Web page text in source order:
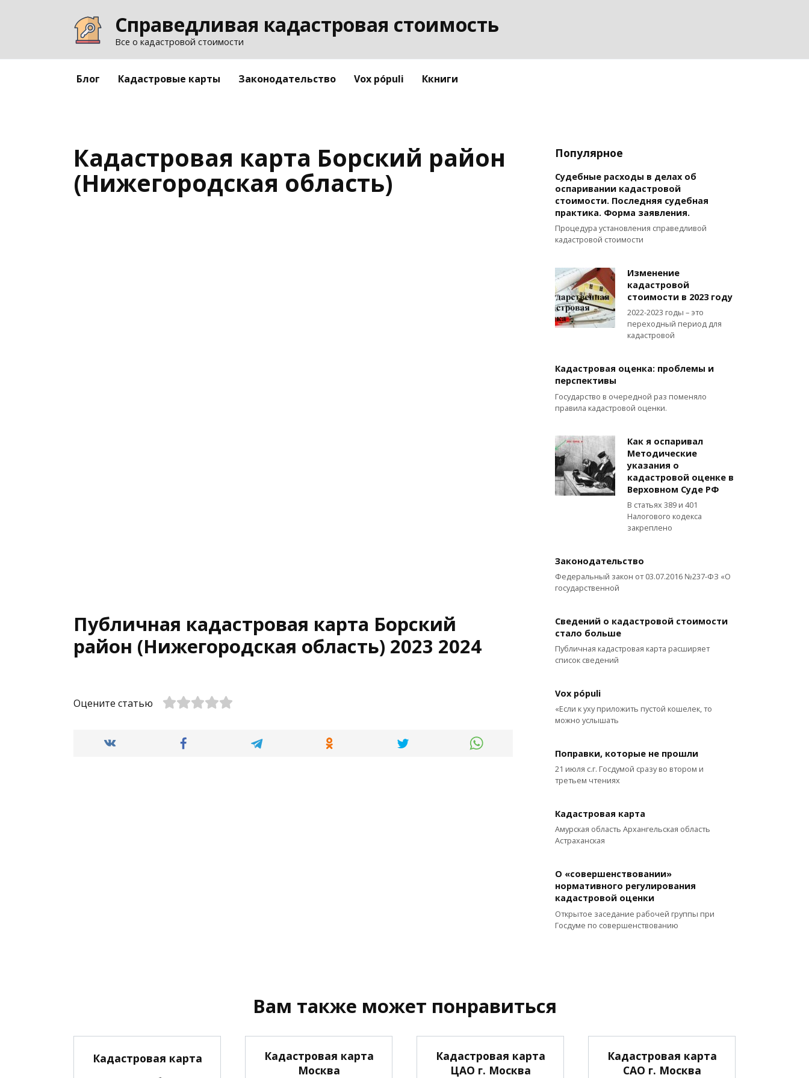
Справедливая кадастровая стоимость
Все о кадастровой стоимости
Блог Кадастровые карты Законодательство Vox pópuli Ккниги
Кадастровая карта Борский район
(Нижегородская область)
Публичная кадастровая карта Борский
район (Нижегородская область) 2023 2024
Оцените статью
Популярное
Судебные расходы в делах об
оспаривании кадастровой
стоимости. Последняя судебная
практика. Форма заявления.
Процедура установления справедливой
кадастровой стоимости
Изменение
кадастровой
стоимости в 2023 году
2022-2023 годы – это
переходный период для
кадастровой
Кадастровая оценка: проблемы и
перспективы
Государство в очередной раз поменяло
правила кадастровой оценки.
Как я оспаривал
Методические
указания о
кадастровой оценке в
Верховном Суде РФ
В статьях 389 и 401
Налогового кодекса
закреплено
Законодательство
Федеральный закон от 03.07.2016 №237-ФЗ «О
государственной
Сведений о кадастровой стоимости
стало больше
Публичная кадастровая карта расширяет
список сведений
Vox pópuli
«Если к уху приложить пустой кошелек, то
можно услышать
Поправки, которые не прошли
21 июля с.г. Госдумой сразу во втором и
третьем чтениях
Кадастровая карта
Амурская область Архангельская область
Астраханская
О «совершенствовании»
нормативного регулирования
кадастровой оценки
Открытое заседание рабочей группы при
Госдуме по совершенствованию
Вам также может понравиться
Кадастровая карта
Кадастровая карта
Москва
Кадастровая карта
ЦАО г. Москва
Кадастровая карта
САО г. Москва